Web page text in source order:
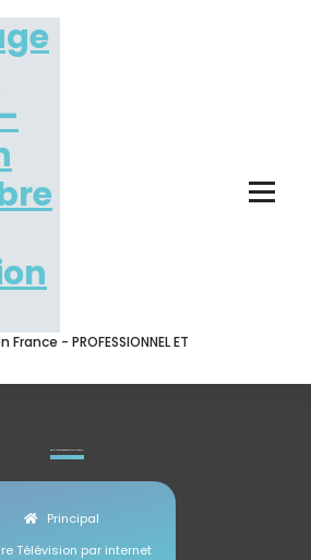
- PROFESSIONNEL ET
Principal
Télévision par internet